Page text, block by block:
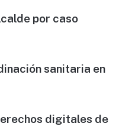
por caso
sanitaria en
digitales de